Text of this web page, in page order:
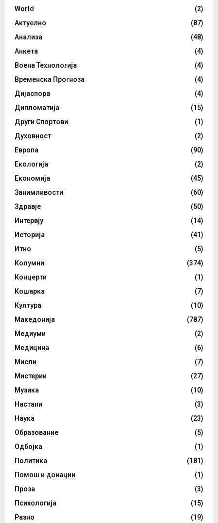
World
(2)
Актуелно
(87)
Анализа
(48)
Анкета
(4)
Воена Технологија
(4)
Временска Прогноза
(4)
Дијаспора
(4)
Дипломатија
(15)
Други Спортови
(1)
Духовност
(2)
Европа
(90)
Екологија
(2)
Економија
(45)
Занимливости
(60)
Здравје
(50)
Интервју
(14)
Историја
(41)
Итно
(5)
Колумни
(374)
Концерти
(1)
Кошарка
(7)
Култура
(10)
Македонија
(787)
Медиуми
(2)
Медицина
(6)
Мисли
(7)
Мистерии
(27)
Музика
(10)
Настани
(3)
Наука
(23)
Образование
(5)
Одбојка
(1)
Политика
(181)
Помош и донации
(1)
Проза
(3)
Психологија
(15)
Разно
(19)